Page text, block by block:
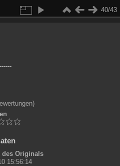
40/43
des Originals
15:56:14